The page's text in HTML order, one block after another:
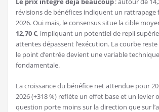
révisions de bénéfices indiquent un rattrapage
2026. Oui mais, le consensus situe la cible
12,70 €, impliquant un potentiel de repli
attentes dépassent l’exécution. La courbe
le point d’entrée devient une variable
fondamentale.
La croissance du bénéfice net attendue pour
2026 (+318 %) reflète un effet base et un levier
question porte moins sur la direction que sur